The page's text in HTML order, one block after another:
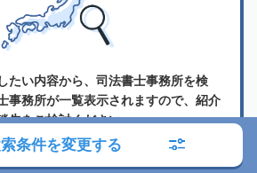
たい内容から、司法書士事務所を検
事務所が一覧表示されますので、紹介
先をご検討ください。
条件を変更する